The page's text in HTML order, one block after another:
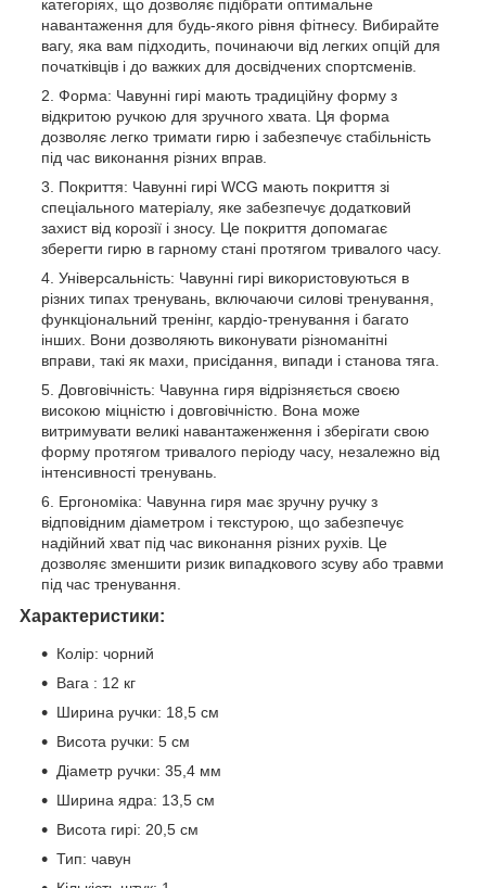
категоріях, що дозволяє підібрати оптимальне
навантаження для будь-якого рівня фітнесу. Вибирайте
вагу, яка вам підходить, починаючи від легких опцій для
початківців і до важких для досвідчених спортсменів.
Форма: Чавунні гирі мають традиційну форму з
відкритою ручкою для зручного хвата. Ця форма
дозволяє легко тримати гирю і забезпечує стабільність
під час виконання різних вправ.
Покриття: Чавунні гирі WCG мають покриття зі
спеціального матеріалу, яке забезпечує додатковий
захист від корозії і зносу. Це покриття допомагає
зберегти гирю в гарному стані протягом тривалого часу.
Універсальність: Чавунні гирі використовуються в
різних типах тренувань, включаючи силові тренування,
функціональний тренінг, кардіо-тренування і багато
інших. Вони дозволяють виконувати різноманітні
вправи, такі як махи, присідання, випади і станова тяга.
Довговічність: Чавунна гиря відрізняється своєю
високою міцністю і довговічністю. Вона може
витримувати великі навантаженження і зберігати свою
форму протягом тривалого періоду часу, незалежно від
інтенсивності тренувань.
Ергономіка: Чавунна гиря має зручну ручку з
відповідним діаметром і текстурою, що забезпечує
надійний хват під час виконання різних рухів. Це
дозволяє зменшити ризик випадкового зсуву або травми
під час тренування.
Характеристики:
Колір: чорний
Вага : 12 кг
Ширина ручки: 18,5 см
Висота ручки: 5 см
Діаметр ручки: 35,4 мм
Ширина ядра: 13,5 см
Висота гирі: 20,5 см
Тип: чавун